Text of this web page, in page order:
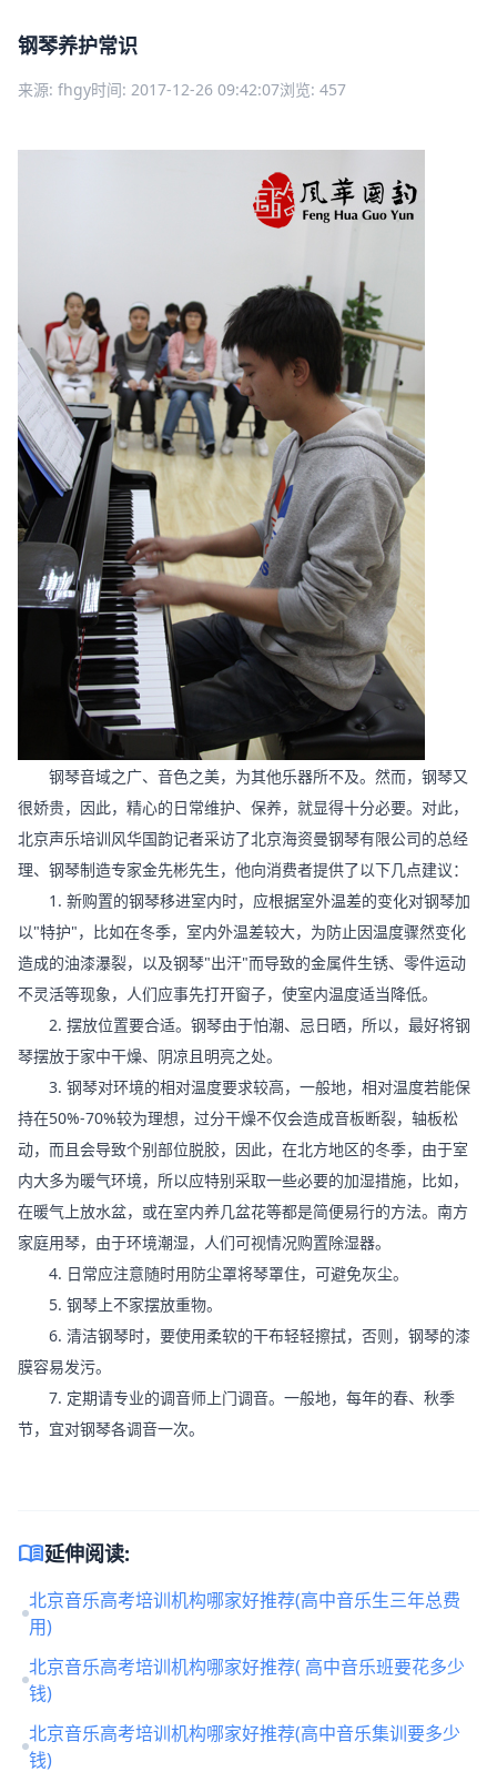
钢琴养护常识
来源: fhgy 时间: 2017-12-26 09:42:07 浏览: 457
钢琴音域之广、音色之美，为其他乐器所不及。然而，钢琴又
很娇贵，因此，精心的日常维护、保养，就显得十分必要。对此，
北京声乐培训风华国韵记者采访了北京海资曼钢琴有限公司的总经
理、钢琴制造专家金先彬先生，他向消费者提供了以下几点建议：
1. 新购置的钢琴移进室内时，应根据室外温差的变化对钢琴加
以"特护"，比如在冬季，室内外温差较大，为防止因温度骤然变化
造成的油漆瀑裂，以及钢琴"出汗"而导致的金属件生锈、零件运动
不灵活等现象，人们应事先打开窗子，使室内温度适当降低。
2. 摆放位置要合适。钢琴由于怕潮、忌日晒，所以，最好将钢
琴摆放于家中干燥、阴凉且明亮之处。
3. 钢琴对环境的相对温度要求较高，一般地，相对温度若能保
持在50%-70%较为理想，过分干燥不仅会造成音板断裂，轴板松
动，而且会导致个别部位脱胶，因此，在北方地区的冬季，由于室
内大多为暖气环境，所以应特别采取一些必要的加湿措施，比如，
在暖气上放水盆，或在室内养几盆花等都是简便易行的方法。南方
家庭用琴，由于环境潮湿，人们可视情况购置除湿器。
4. 日常应注意随时用防尘罩将琴罩住，可避免灰尘。
5. 钢琴上不家摆放重物。
6. 清洁钢琴时，要使用柔软的干布轻轻擦拭，否则，钢琴的漆
膜容易发污。
7. 定期请专业的调音师上门调音。一般地，每年的春、秋季
节，宜对钢琴各调音一次。
menu_book延伸阅读:
北京音乐高考培训机构哪家好推荐(高中音乐生三年总费
用)
北京音乐高考培训机构哪家好推荐( 高中音乐班要花多少
钱)
北京音乐高考培训机构哪家好推荐(高中音乐集训要多少